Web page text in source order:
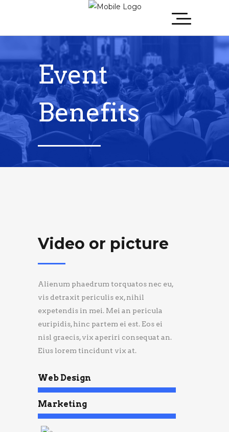
Event
Benefits
Video or picture
Alienum phaedrum torquatos nec eu,
vis detraxit periculis ex, nihil
expetendis in mei. Mei an pericula
euripidis, hinc partem ei est. Eos ei
nisl graecis, vix aperiri consequat an.
Eius lorem tincidunt vix at.
Web Design
Marketing